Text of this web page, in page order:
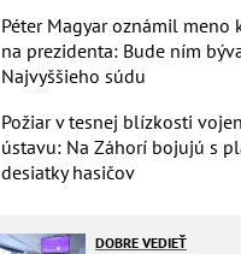
Péter Magyar oznámil meno
na prezidenta: Bude ním
Najvyššieho súdu
Požiar v tesnej blízkosti
ústavu: Na Záhorí bojujú s
desiatky hasičov
DOBRE VEDIEŤ